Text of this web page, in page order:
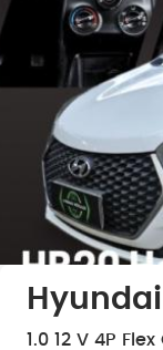
Hyundai
1.0 12 V 4P